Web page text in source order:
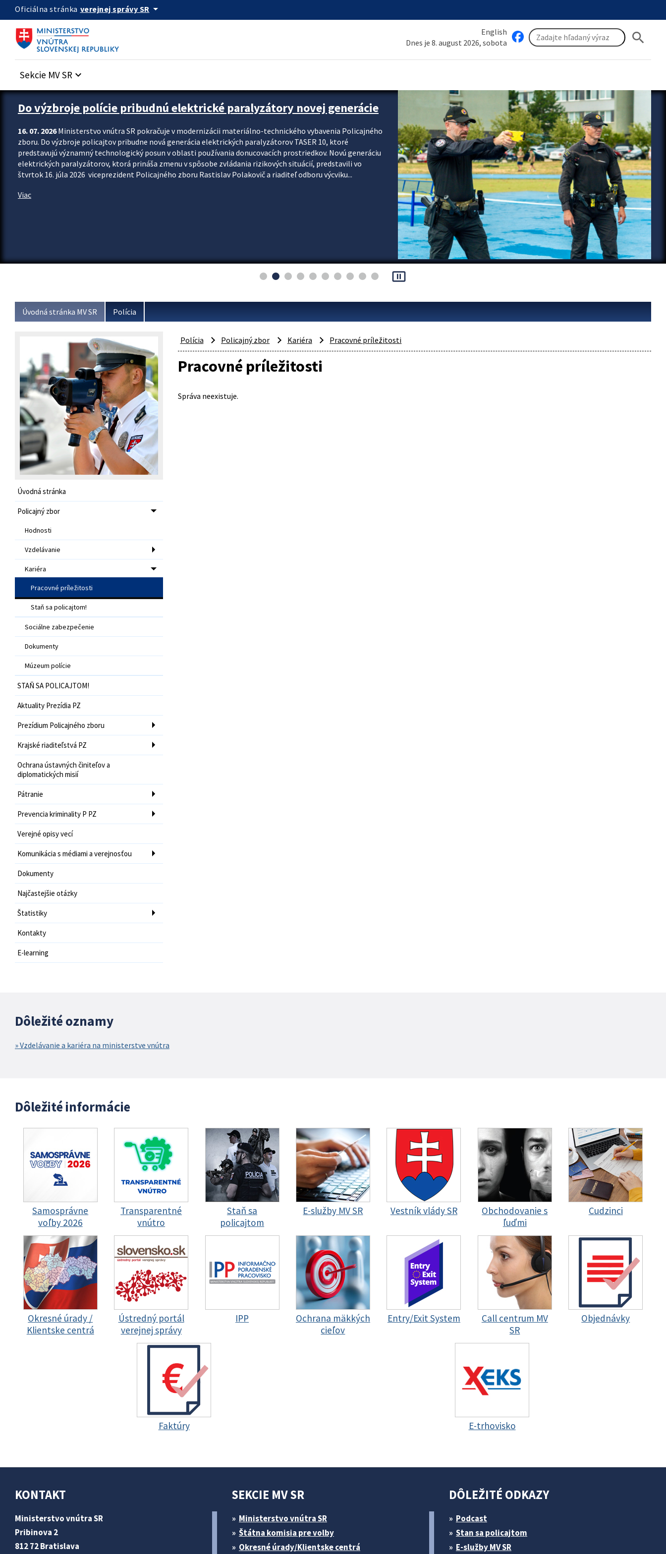
Preskocit na hlavný obsah
Oficiálna stránka verejnej správy SR arrow_drop_down
English
Dnes je 8. august 2026, sobota
search
Sekcie MV SR keyboard_arrow_down
Zastavit automatický posun upútavok
Do výzbroje polície pribudnú elektrické paralyzátory novej generácie
16. 07. 2026Ministerstvo vnútra SR pokračuje v modernizácii materiálno-technického vybavenia Policajného
zboru. Do výzbroje policajtov pribudne nová generácia elektrických paralyzátorov TASER 10, ktoré
predstavujú významný technologický posun v oblasti používania donucovacích prostriedkov. Novú generáciu
elektrických paralyzátorov, ktorá prináša zmenu v spôsobe zvládania rizikových situácií, predstavili vo
štvrtok 16. júla 2026 viceprezident Policajného zboru Rastislav Polakovič a riaditeľ odboru výcviku...
Viac
pause_presentation
Úvodná stránka MV SR Polícia
Úvodná stránka
Policajný zbor
Hodnosti
Vzdelávanie
Kariéra
Pracovné príležitosti
Staň sa policajtom!
Sociálne zabezpečenie
Dokumenty
Múzeum polície
STAŇ SA POLICAJTOM!
Aktuality Prezídia PZ
Prezídium Policajného zboru
Krajské riaditeľstvá PZ
Ochrana ústavných činiteľov a
diplomatických misií
Pátranie
Prevencia kriminality P PZ
Verejné opisy vecí
Komunikácia s médiami a verejnosťou
Dokumenty
Najčastejšie otázky
Štatistiky
Kontakty
E-learning
Polícia Policajný zbor Kariéra Pracovné príležitosti
Pracovné príležitosti
Správa neexistuje.
Dôležité oznamy
Vzdelávanie a kariéra na ministerstve vnútra
Dôležité informácie
Samosprávne
voľby 2026
Transparentné
vnútro
Staň sa
policajtom
E-služby MV SR Vestník vlády SR
Obchodovanie s
ľuďmi
Cudzinci
Okresné úrady /
Klientske centrá
Ústredný portál
verejnej správy
IPP
Ochrana mäkkých
cieľov
Entry/Exit System
Call centrum MV
SR
Objednávky
Faktúry E-trhovisko
KONTAKT
Ministerstvo vnútra SR
Pribinova 2
812 72 Bratislava
SEKCIE MV SR
Ministerstvo vnútra SR
Štátna komisia pre volby
Okresné úrady/Klientske centrá
DÔLEŽITÉ ODKAZY
Podcast
Stan sa policajtom
E-služby MV SR